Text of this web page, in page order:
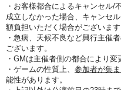
・お客様都合によるキャンセル/
成立しなかった場合、キャンセ
額負担いただく場合がございます
・急病、天候不良など興行主催
ございます。
・GMは主催者側の都合により変
・ゲームの性質上、 参加者が集
能性があります。